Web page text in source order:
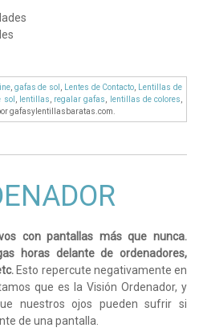
, gafas de sol Lentes de Contacto
Lentillas de
sol lentillas regalar gafas lentillas de colores
gafasylentillasbaratas.com
con pantallas más que nunca.
horas delante de ordenadores,
Esto repercute negativamente en
que es la Visión Ordenador, y
nuestros ojos pueden sufrir si
de una pantalla.